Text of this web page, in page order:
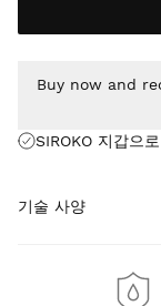
SIROKO 지갑으
Buy now and
기술 사양